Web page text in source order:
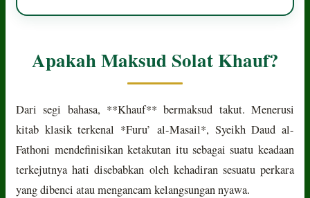
Apakah Maksud Solat Khauf?
Dari segi bahasa, **Khauf** bermaksud takut. Menerusi
kitab klasik terkenal *Furu’ al-Masail*, Syeikh Daud al-
Fathoni mendefinisikan ketakutan itu sebagai suatu keadaan
terkejutnya hati disebabkan oleh kehadiran sesuatu perkara
yang dibenci atau mengancam kelangsungan nyawa.